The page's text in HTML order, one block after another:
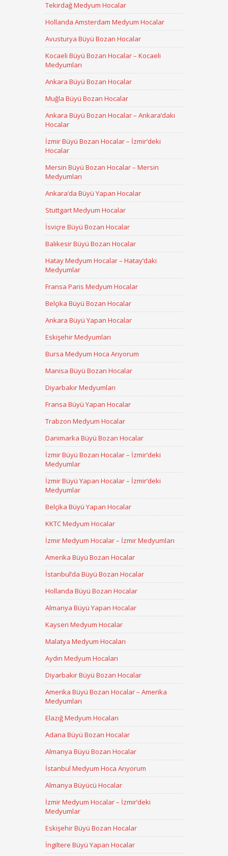
Tekirdağ Medyum Hocalar
Hollanda Amsterdam Medyum Hocalar
Avusturya Büyü Bozan Hocalar
Kocaeli Büyü Bozan Hocalar – Kocaeli
Medyumları
Ankara Büyü Bozan Hocalar
Muğla Büyü Bozan Hocalar
Ankara Büyü Bozan Hocalar – Ankara’daki
Hocalar
İzmir Büyü Bozan Hocalar – İzmir’deki
Hocalar
Mersin Büyü Bozan Hocalar – Mersin
Medyumları
Ankara’da Büyü Yapan Hocalar
Stuttgart Medyum Hocalar
İsviçre Büyü Bozan Hocalar
Balıkesir Büyü Bozan Hocalar
Hatay Medyum Hocalar – Hatay’daki
Medyumlar
Fransa Paris Medyum Hocalar
Belçika Büyü Bozan Hocalar
Ankara Büyü Yapan Hocalar
Eskişehir Medyumları
Bursa Medyum Hoca Arıyorum
Manisa Büyü Bozan Hocalar
Diyarbakır Medyumları
Fransa Büyü Yapan Hocalar
Trabzon Medyum Hocalar
Danimarka Büyü Bozan Hocalar
İzmir Büyü Bozan Hocalar – İzmir’deki
Medyumlar
İzmir Büyü Yapan Hocalar – İzmir’deki
Medyumlar
Belçika Büyü Yapan Hocalar
KKTC Medyum Hocalar
İzmir Medyum Hocalar – İzmir Medyumları
Amerika Büyü Bozan Hocalar
İstanbul’da Büyü Bozan Hocalar
Hollanda Büyü Bozan Hocalar
Almanya Büyü Yapan Hocalar
Kayseri Medyum Hocalar
Malatya Medyum Hocaları
Aydın Medyum Hocaları
Diyarbakır Büyü Bozan Hocalar
Amerika Büyü Bozan Hocalar – Amerika
Medyumları
Elazığ Medyum Hocaları
Adana Büyü Bozan Hocalar
Almanya Büyü Bozan Hocalar
İstanbul Medyum Hoca Arıyorum
Almanya Büyücü Hocalar
İzmir Medyum Hocalar – İzmir’deki
Medyumlar
Eskişehir Büyü Bozan Hocalar
İngiltere Büyü Yapan Hocalar